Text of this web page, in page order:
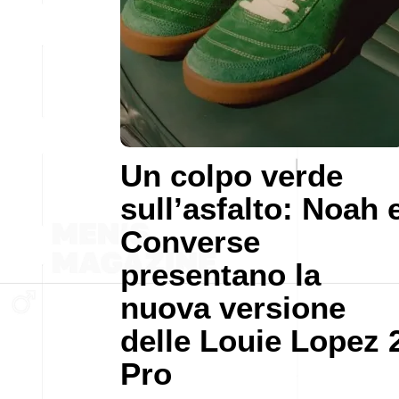
Un colpo verde
sull’asfalto: Noah
Converse
presentano la
nuova versione
delle Louie Lopez
Pro